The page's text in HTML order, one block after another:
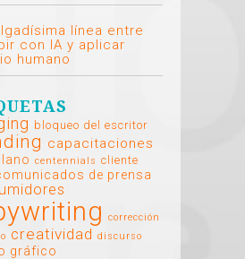
línea entre
con IA y aplicar
humano
bloqueo del escritor
capacitaciones
centennials cliente
de prensa
corrección
creatividad discurso
gráfico